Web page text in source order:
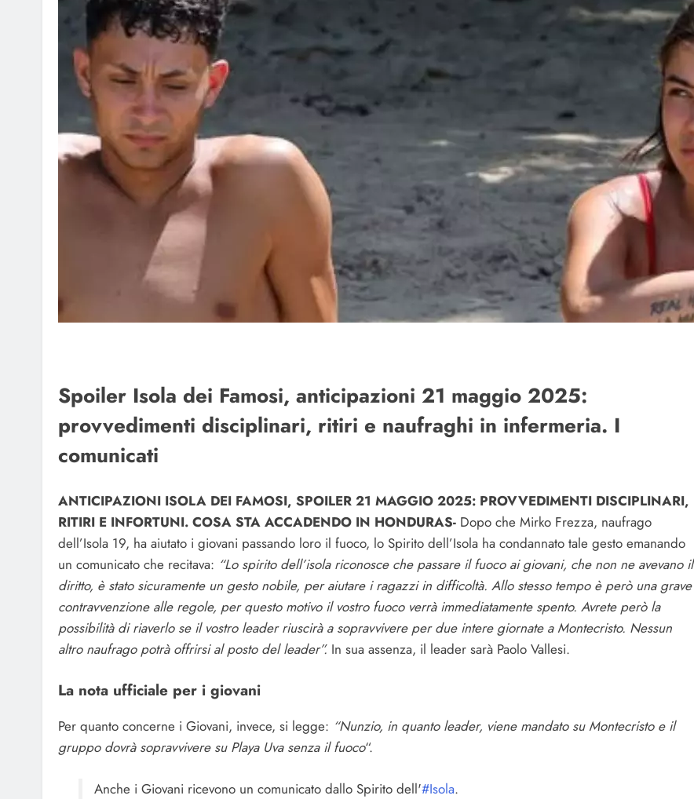
Spoiler Isola dei Famosi, anticipazioni 21 maggio 2025:
provvedimenti disciplinari, ritiri e naufraghi in infermeria. I
comunicati
ANTICIPAZIONI ISOLA DEI FAMOSI, SPOILER 21 MAGGIO 2025: PROVVEDIMENTI DISCIPLINARI,
RITIRI E INFORTUNI. COSA STA ACCADENDO IN HONDURAS- Dopo che Mirko Frezza, naufrago
dell’Isola 19, ha aiutato i giovani passando loro il fuoco, lo Spirito dell’Isola ha condannato tale gesto emanando
un comunicato che recitava: “Lo spirito dell’isola riconosce che passare il fuoco ai giovani, che non ne avevano il
diritto, è stato sicuramente un gesto nobile, per aiutare i ragazzi in difficoltà. Allo stesso tempo è però una grave
contravvenzione alle regole, per questo motivo il vostro fuoco verrà immediatamente spento. Avrete però la
possibilità di riaverlo se il vostro leader riuscirà a sopravvivere per due intere giornate a Montecristo. Nessun
altro naufrago potrà offrirsi al posto del leader”. In sua assenza, il leader sarà Paolo Vallesi.
La nota ufficiale per i giovani
Per quanto concerne i Giovani, invece, si legge: “Nunzio, in quanto leader, viene mandato su Montecristo e il
gruppo dovrà sopravvivere su Playa Uva senza il fuoco“.
Anche i Giovani ricevono un comunicato dallo Spirito dell'#Isola.